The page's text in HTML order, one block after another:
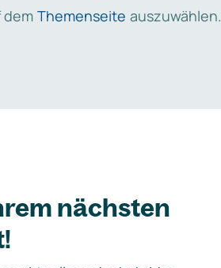
dem Themenseite auszuwählen.
nächsten